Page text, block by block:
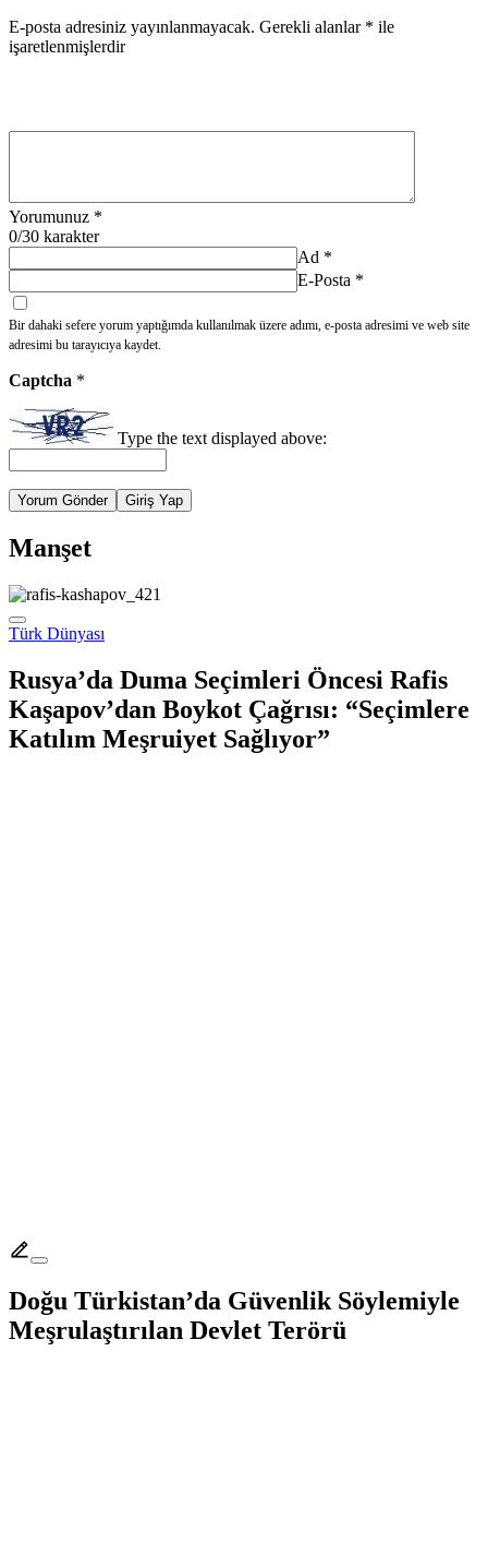
E-posta adresiniz yayınlanmayacak. Gerekli alanlar * ile
işaretlenmişlerdir
Yorumunuz *
0/30 karakter
Ad *
E-Posta *
Bir dahaki sefere yorum yaptığımda kullanılmak üzere adımı, e-posta adresimi ve web site
adresimi bu tarayıcıya kaydet.
Captcha *
Type the text displayed above:
Yorum Gönder Giriş Yap
Manşet
Türk Dünyası
Rusya’da Duma Seçimleri Öncesi Rafis
Kaşapov’dan Boykot Çağrısı: “Seçimlere
Katılım Meşruiyet Sağlıyor”
Doğu Türkistan’da Güvenlik Söylemiyle
Meşrulaştırılan Devlet Terörü